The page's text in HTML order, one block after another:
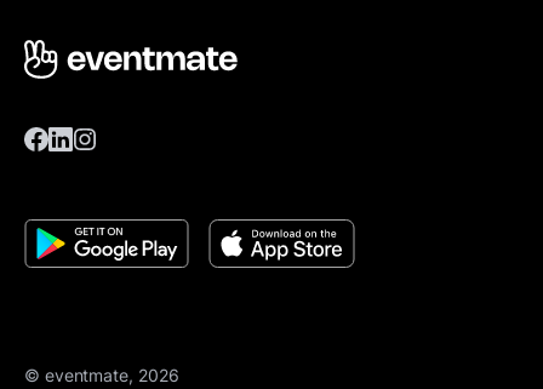
© eventmate, 2026